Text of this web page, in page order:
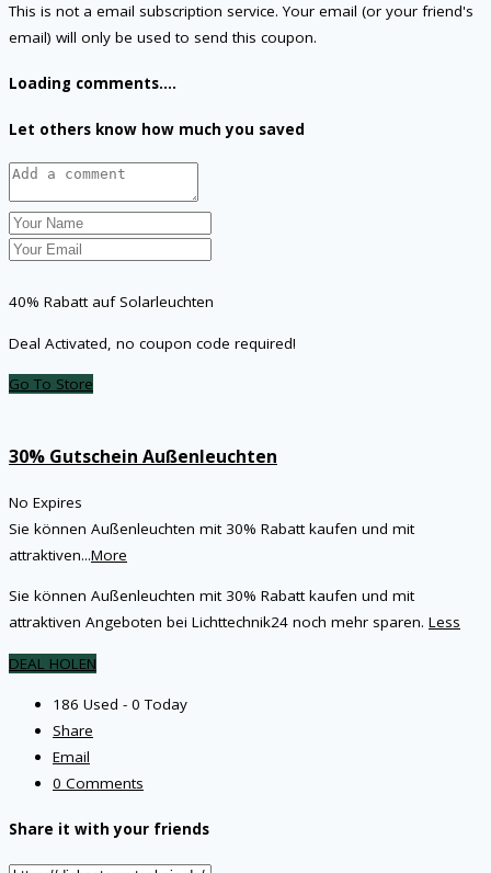
This is not a email subscription service. Your email (or your friend's
email) will only be used to send this coupon.
Loading comments....
Let others know how much you saved
40% Rabatt auf Solarleuchten
Deal Activated, no coupon code required!
Go To Store
30% Gutschein Außenleuchten
No Expires
Sie können Außenleuchten mit 30% Rabatt kaufen und mit
attraktiven...More
Sie können Außenleuchten mit 30% Rabatt kaufen und mit
attraktiven Angeboten bei Lichttechnik24 noch mehr sparen. Less
DEAL HOLEN
186 Used - 0 Today
Share
Email
0 Comments
Share it with your friends